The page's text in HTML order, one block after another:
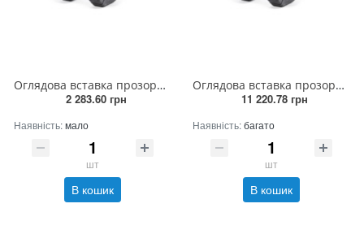
Оглядова вставка прозора 63 мм
2 283.60 грн
Наявність:мало
шт
В кошик
Оглядова вставка прозора 200 мм
11 220.78 грн
Наявність:багато
шт
В кошик